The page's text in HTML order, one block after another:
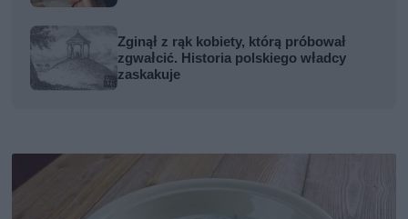
Zginął z rąk kobiety, którą próbował
zgwałcić. Historia polskiego władcy
zaskakuje